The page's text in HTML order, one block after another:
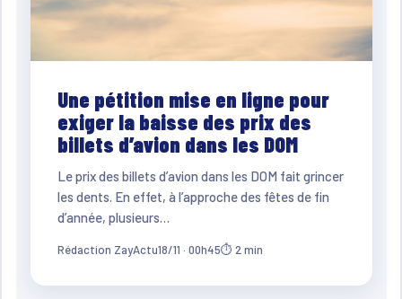
Une pétition mise en ligne pour
exiger la baisse des prix des
billets d’avion dans les DOM
Le prix des billets d’avion dans les DOM fait grincer
les dents. En effet, à l’approche des fêtes de fin
d’année, plusieurs…
Rédaction ZayActu18/11 · 00h45⏱ 2 min